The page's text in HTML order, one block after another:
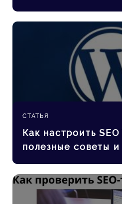
СТАТЬЯ
Как настроить
полезные советы